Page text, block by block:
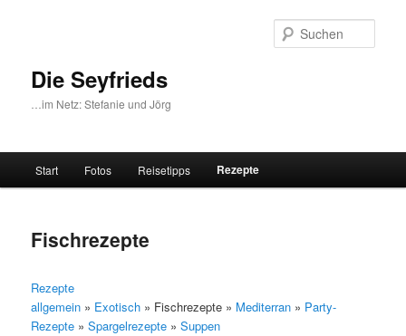
Die Seyfrieds
…im Netz: Stefanie und Jörg
Start Fotos Reisetipps Rezepte
Fischrezepte
Rezepte
allgemein » Exotisch » Fischrezepte » Mediterran » Party-
Rezepte »Spargelrezepte »Suppen